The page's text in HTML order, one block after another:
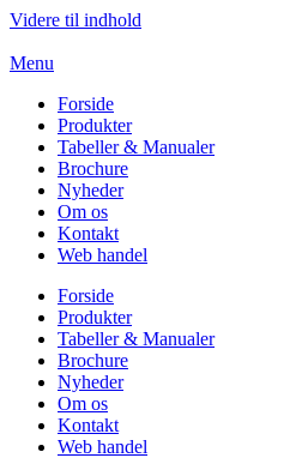
Videre til indhold
Menu
Forside
Produkter
Tabeller & Manualer
Brochure
Nyheder
Om os
Kontakt
Web handel
Forside
Produkter
Tabeller & Manualer
Brochure
Nyheder
Om os
Kontakt
Web handel